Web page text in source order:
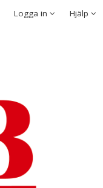
Logga in Hjälp
Säkerhet & Cookies